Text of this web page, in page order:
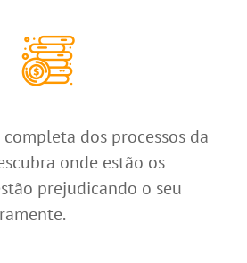
dos processos da
onde estão os
prejudicando o seu